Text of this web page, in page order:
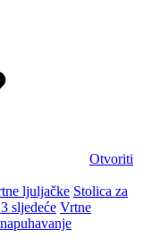
Otvoriti
ljuljačke Stolica za
sljedeće Vrtne